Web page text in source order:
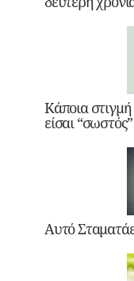
Κάποια
είσαι “σωστός”
Αυτό